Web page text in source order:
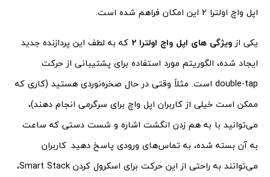
اپل واچ اولترا 2 این امکان فراهم شده است.
یکی از ویژگی های اپل واچ اولترا 2
که به لطف این پردازنده جدید
ایجاد شده، الگوریتم مورد استفاده برای پشتیبانی از حرکت
double-tap است. مثلاً وقتی در حال صخره‌نوردی هستید (کاری که
ممکن است خیلی از کاربران اپل واچ برای سرگرمی انجام دهند)،
می‌توانید با به هم زدن انگشت اشاره و شست دستی که ساعت
به آن بسته شده، به تماس‌های ورودی پاسخ دهید. کاربران
می‌توانند به راحتی از این حرکت برای اسکرول کردن Smart Stack،